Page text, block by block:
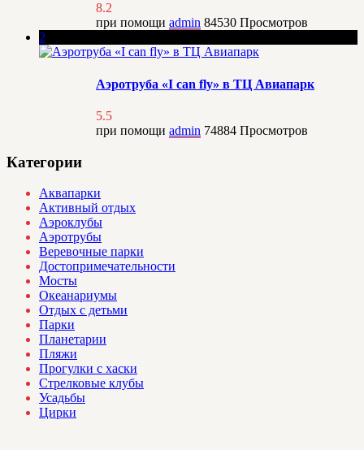
8.2
при помощи admin 84530 Просмотров
2
Аэротруба «I can fly» в ТЦ Авиапарк
5.5
при помощи admin 74884 Просмотров
Категории
Аквапарки
Активный отдых
Аэроклубы
Аэротрубы
Веревочные парки
Достопримечательности
Мосты
Океанариумы
Отдых с детьми
Парки
Планетарии
Пляжи
Прогулки с хаски
Стрелковые клубы
Усадьбы
Цирки